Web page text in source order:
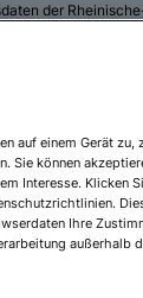
der
688439R1
lieferbar
auf einem Gerät zu,
Sie können
Interesse. Klicken
Ihre
außerhalb